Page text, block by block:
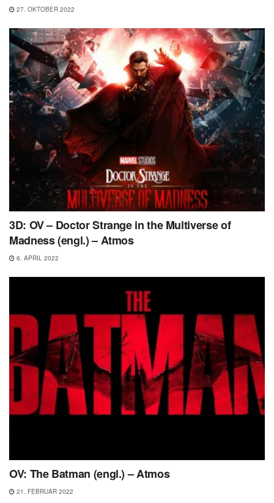
27. OKTOBER 2022
3D: OV – Doctor Strange in the Multiverse of
Madness (engl.) – Atmos
6. APRIL 2022
OV: The Batman (engl.) – Atmos
21. FEBRUAR 2022